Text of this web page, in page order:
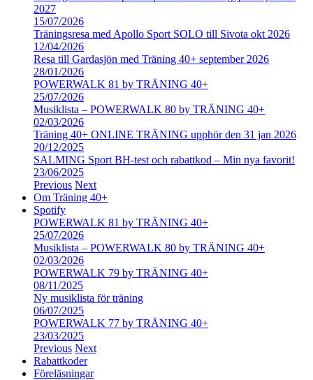
2027
15/07/2026
Träningsresa med Apollo Sport SOLO till Sivota okt 2026
12/04/2026
Resa till Gardasjön med Träning 40+ september 2026
28/01/2026
POWERWALK 81 by TRÄNING 40+
25/07/2026
Musiklista – POWERWALK 80 by TRÄNING 40+
02/03/2026
Träning 40+ ONLINE TRÄNING upphör den 31 jan 2026
20/12/2025
SALMING Sport BH-test och rabattkod – Min nya favorit!
23/06/2025
Previous Next
Om Träning 40+
Spotify
POWERWALK 81 by TRÄNING 40+
25/07/2026
Musiklista – POWERWALK 80 by TRÄNING 40+
02/03/2026
POWERWALK 79 by TRÄNING 40+
08/11/2025
Ny musiklista för träning
06/07/2025
POWERWALK 77 by TRÄNING 40+
23/03/2025
Previous Next
Rabattkoder
Föreläsningar